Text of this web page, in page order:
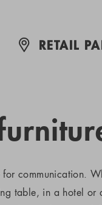
RETAIL
communication.
table, in a hotel or